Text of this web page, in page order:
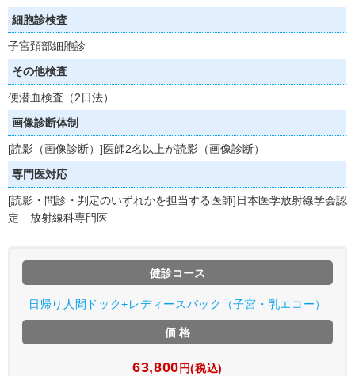
健診コース
日帰り人間ドック+レディースパック（子宮・乳エコー）
価 格
63,800円(税込)
細胞診検査
子宮頚部細胞診
その他検査
便潜血検査（2日法）
画像診断体制
[読影（画像診断）]医師2名以上が読影（画像診断）
専門医対応
[読影・問診・判定のいずれかを担当する医師]日本医学放射線学会認
定 放射線科専門医